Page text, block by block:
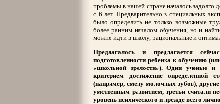
проблемы в нашей стране началось задолго
с 6 лет. Предварительно в специальных
было определить не только возможные
более ранним началом обучения, но и
можно идти в школу, рациональные и
Предлагалось и предлагается
подготовленности ребенка к обучению
«школьной зрелости»). Одни ученые и
критерием достижение определенной
(например, смену молочных зубов),
умственным развитием, третьи считали
уровень психического и прежде всего